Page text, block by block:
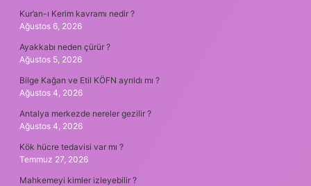
Kur’an-ı Kerim kavramı nedir ?
Ağustos 6, 2026
Ayakkabı neden çürür ?
Ağustos 5, 2026
Bilge Kağan ve Etil KÖFN ayrıldı mı ?
Ağustos 4, 2026
Antalya merkezde nereler gezilir ?
Ağustos 4, 2026
Kök hücre tedavisi var mı ?
Temmuz 27, 2026
Mahkemeyi kimler izleyebilir ?